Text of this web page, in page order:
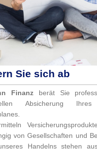
Sie sich ab
Finanzberät Sie
Absicherung Ihres
von Gesellschaften und
Handelns stehen